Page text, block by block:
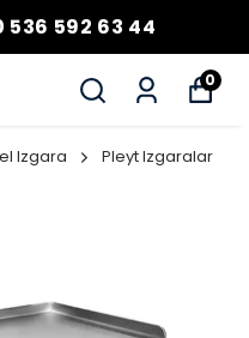
536 592 63 44
0
Izgara Pleyt Izgaralar